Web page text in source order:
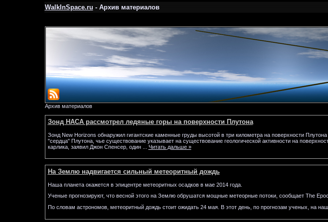
WalkInSpace.ru- Архив материалов
Архив материалов
Зонд НАСА рассмотрел ледяные горы на поверхности Плутона
Зонд New Horizons обнаружил гигантские каменные груды высотой в три километра на поверхности
"сердца" Плутона, чье существование указывает на существование геологической активности на
карлика, заявил Джон Спенсер, один
Читать дальше »
На Землю надвигается сильный метеоритный дождь
Наша планета окажется в эпицентре метеоритных осадков в мае 2014 года.
Ученые прогнозируют, что весной этого на Землю обрушатся мощные метеорные потоки, сообщает The
По словам астрономов, метеоритный дождь стоит ожидать 24 мая. В этот день, по прогнозам ученых, на наш